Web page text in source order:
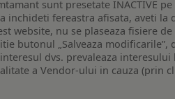
sunt presetate INACTIVE pe
fereastra afisata, aveti la
website, nu se plaseaza fisiere
butonul „Salveaza modificarile”,
dvs. prevaleaza
a Vendor-ului in cauza (prin